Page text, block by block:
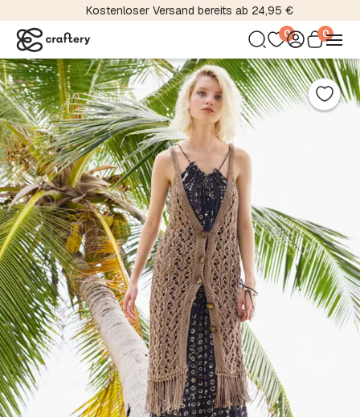
Kostenloser Versand bereits ab 24,95 €
0 0